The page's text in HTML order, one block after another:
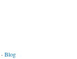
-Blog